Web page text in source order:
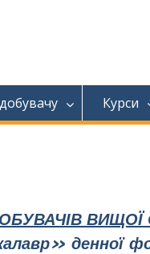
Курси
ВИЩОЇ
денної